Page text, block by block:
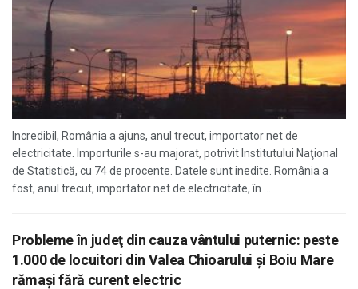
Incredibil, România a ajuns, anul trecut, importator net de
electricitate. Importurile s-au majorat, potrivit Institutului Naţional
de Statistică, cu 74 de procente. Datele sunt inedite. România a
fost, anul trecut, importator net de electricitate, în ...
Probleme în judeţ din cauza vântului puternic: peste
1.000 de locuitori din Valea Chioarului și Boiu Mare
rămaşi fără curent electric